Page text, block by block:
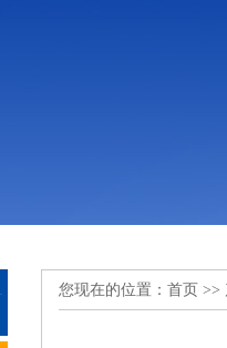
您现在的位置： 首页 >>